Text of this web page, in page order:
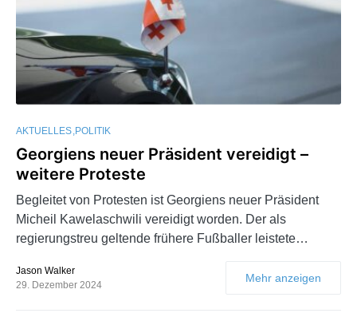
AKTUELLES POLITIK
Georgiens neuer Präsident vereidigt –
weitere Proteste
Begleitet von Protesten ist Georgiens neuer Präsident
Micheil Kawelaschwili vereidigt worden. Der als
regierungstreu geltende frühere Fußballer leistete…
Jason Walker
29. Dezember 2024
Mehr anzeigen